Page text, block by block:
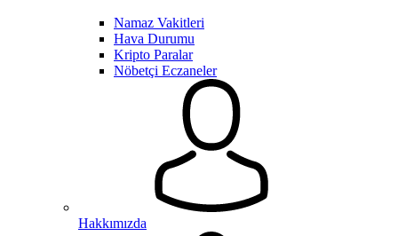
Namaz Vakitleri
Hava Durumu
Kripto Paralar
Nöbetçi Eczaneler
Hakkımızda